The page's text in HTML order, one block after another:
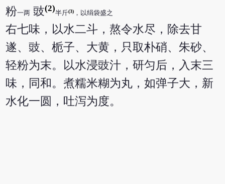
粉一两 豉(2)
半斤(3) ，以绢袋盛之
右七味，以水二斗，熬令水尽，除去甘
遂、豉、栀子、大黄，只取朴硝、朱砂、
轻粉为末。以水浸豉汁，研匀后，入末三
味，同和。煮糯米糊为丸，如弹子大，新
水化一圆，吐泻为度。